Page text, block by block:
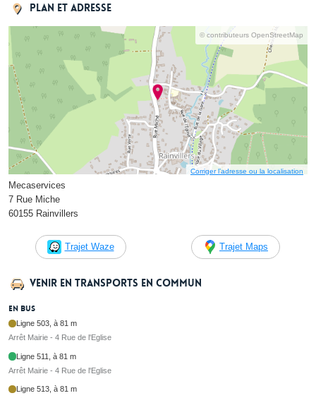
Plan et adresse
© contributeurs OpenStreetMap
Corriger l’adresse ou la localisation
Mecaservices
7 Rue Miche
60155 Rainvillers
Trajet Waze Trajet Maps
Venir en transports en commun
En bus
Ligne 503, à 81 m
Arrêt Mairie - 4 Rue de l'Eglise
Ligne 511, à 81 m
Arrêt Mairie - 4 Rue de l'Eglise
Ligne 513, à 81 m